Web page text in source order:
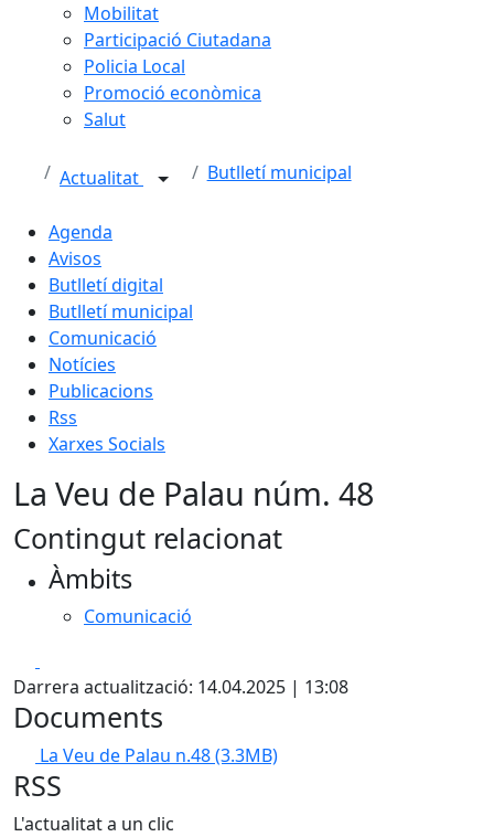
Mobilitat
Participació Ciutadana
Policia Local
Promoció econòmica
Salut
Actualitat Butlletí municipal
Agenda
Avisos
Butlletí digital
Butlletí municipal
Comunicació
Notícies
Publicacions
Rss
Xarxes Socials
La Veu de Palau núm. 48
Contingut relacionat
Àmbits
Comunicació
Darrera actualització: 14.04.2025 | 13:08
Documents
La Veu de Palau n.48(3.3MB)
RSS
L'actualitat a un clic